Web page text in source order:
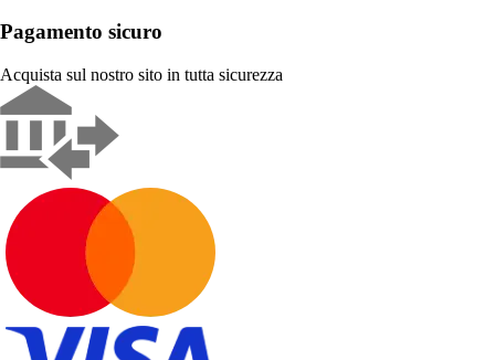
Pagamento sicuro
Acquista sul nostro sito in tutta sicurezza